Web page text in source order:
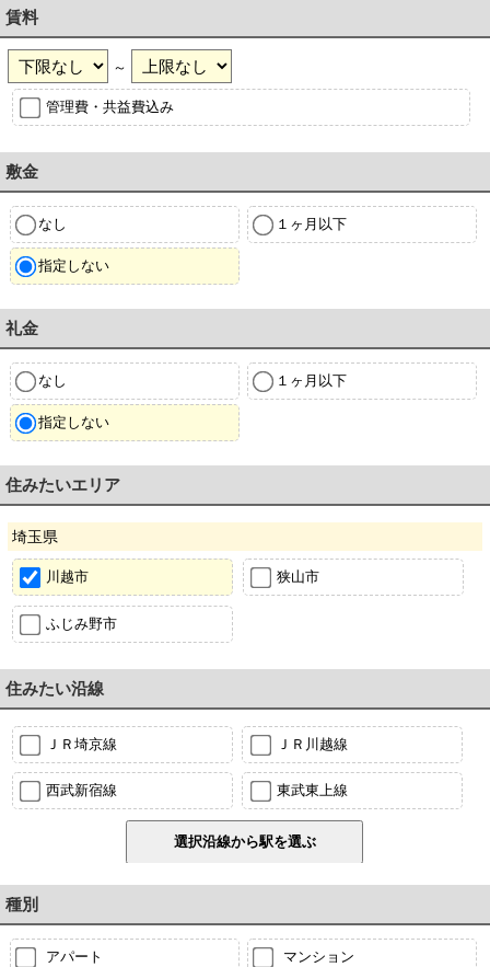
賃料
～
管理費・共益費込み
敷金
なし １ヶ月以下
指定しない
礼金
なし １ヶ月以下
指定しない
住みたいエリア
埼玉県
川越市 狭山市
ふじみ野市
住みたい沿線
ＪＲ埼京線 ＪＲ川越線
西武新宿線 東武東上線
種別
アパート マンション